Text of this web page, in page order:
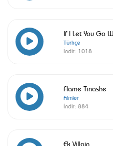
If I Let You Go
Türkçe
İndir: 1018
Flame Tinashe
Filmler
İndir: 884
Ek Villain